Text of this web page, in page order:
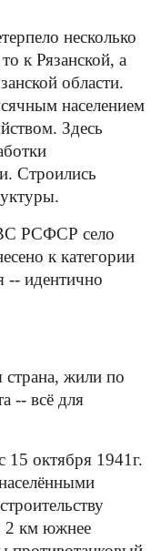
несколько
к Рязанской, а
области.
населением
Здесь
Строились
РСФСР село
к категории
-- идентично
жили по
-- всё для
15 октября 1941г.
2 км южнее